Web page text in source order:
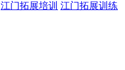
江门拓展培训 江门拓展训练